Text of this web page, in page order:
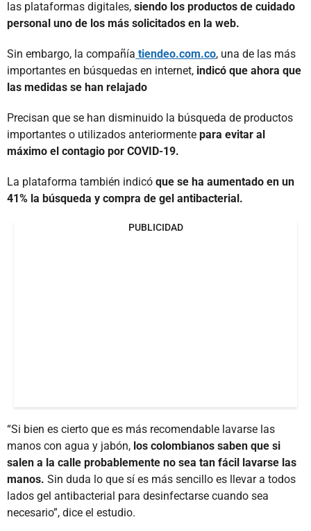
las plataformas digitales, siendo los productos de cuidado
personal uno de los más solicitados en la web.
Sin embargo, la compañía tiendeo.com.co, una de las más
importantes en búsquedas en internet, indicó que ahora que
las medidas se han relajado
Precisan que se han disminuido la búsqueda de productos
importantes o utilizados anteriormente para evitar al
máximo el contagio por COVID-19.
La plataforma también indicó que se ha aumentado en un
41% la búsqueda y compra de gel antibacterial.
PUBLICIDAD
“Si bien es cierto que es más recomendable lavarse las
manos con agua y jabón, los colombianos saben que si
salen a la calle probablemente no sea tan fácil lavarse las
manos. Sin duda lo que sí es más sencillo es llevar a todos
lados gel antibacterial para desinfectarse cuando sea
necesario”, dice el estudio.